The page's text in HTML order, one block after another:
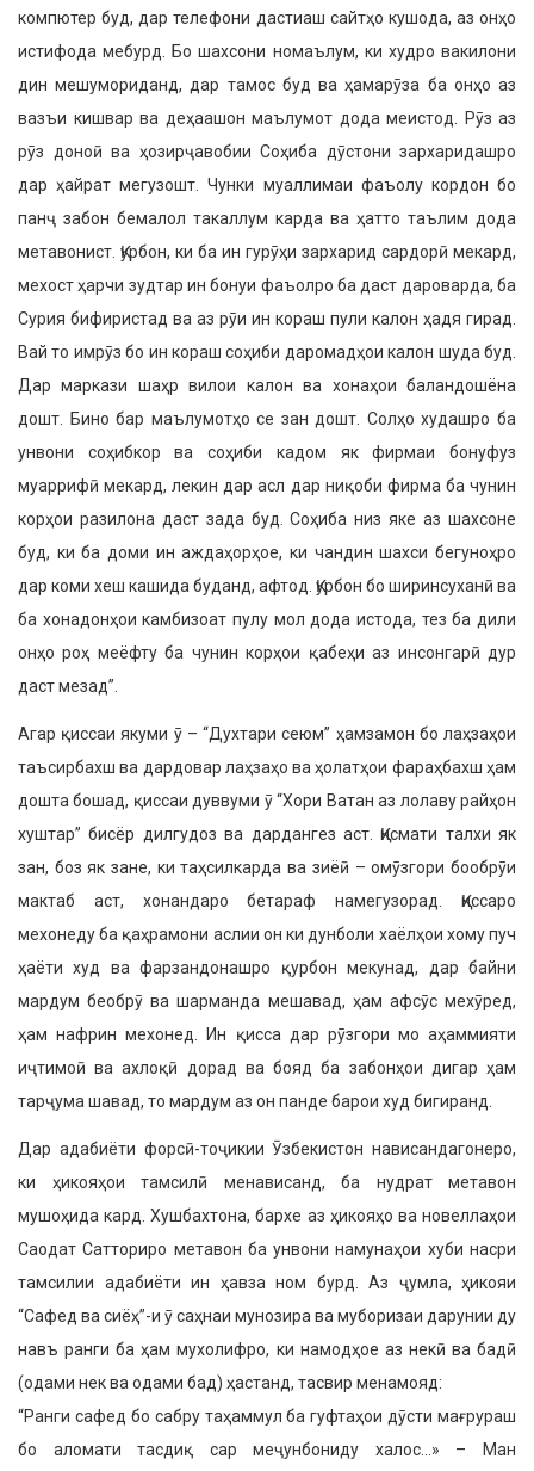
компютер буд, дар телефони дастиаш сайтҳо кушода, аз онҳо
истифода мебурд. Бо шахсони номаълум, ки худро вакилони
дин мешумориданд, дар тамос буд ва ҳамарӯза ба онҳо аз
вазъи кишвар ва деҳаашон маълумот дода меистод. Рӯз аз
рӯз доноӣ ва ҳозирҷавобии Соҳиба дӯстони зархаридашро
дар ҳайрат мегузошт. Чунки муаллимаи фаъолу кордон бо
панҷ забон бемалол такаллум карда ва ҳатто таълим дода
метавонист. Қурбон, ки ба ин гурӯҳи зархарид сардорӣ мекард,
мехост ҳарчи зудтар ин бонуи фаъолро ба даст дароварда, ба
Сурия бифиристад ва аз рӯи ин кораш пули калон ҳадя гирад.
Вай то имрӯз бо ин кораш соҳиби даромадҳои калон шуда буд.
Дар маркази шаҳр вилои калон ва хонаҳои баландошёна
дошт. Бино бар маълумотҳо се зан дошт. Солҳо худашро ба
унвони соҳибкор ва соҳиби кадом як фирмаи бонуфуз
муаррифӣ мекард, лекин дар асл дар ниқоби фирма ба чунин
корҳои разилона даст зада буд. Соҳиба низ яке аз шахсоне
буд, ки ба доми ин аждаҳорҳое, ки чандин шахси бегуноҳро
дар коми хеш кашида буданд, афтод. Қурбон бо ширинсуханӣ ва
ба хонадонҳои камбизоат пулу мол дода истода, тез ба дили
онҳо роҳ меёфту ба чунин корҳои қабеҳи аз инсонгарӣ дур
даст мезад”.
Агар қиссаи якуми ӯ – “Духтари сеюм” ҳамзамон бо лаҳзаҳои
таъсирбахш ва дардовар лаҳзаҳо ва ҳолатҳои фараҳбахш ҳам
дошта бошад, қиссаи дуввуми ӯ “Хори Ватан аз лолаву райҳон
хуштар” бисёр дилгудоз ва дардангез аст. Қисмати талхи як
зан, боз як зане, ки таҳсилкарда ва зиёӣ – омӯзгори бообрӯи
мактаб аст, хонандаро бетараф намегузорад. Қиссаро
мехонеду ба қаҳрамони аслии он ки дунболи хаёлҳои хому пуч
ҳаёти худ ва фарзандонашро қурбон мекунад, дар байни
мардум беобрӯ ва шарманда мешавад, ҳам афсӯс мехӯред,
ҳам нафрин мехонед. Ин қисса дар рӯзгори мо аҳаммияти
иҷтимоӣ ва ахлоқӣ дорад ва бояд ба забонҳои дигар ҳам
тарҷума шавад, то мардум аз он панде барои худ бигиранд.
Дар адабиёти форсӣ-тоҷикии Ӯзбекистон нависандагонеро,
ки ҳикояҳои тамсилӣ менависанд, ба нудрат метавон
мушоҳида кард. Хушбахтона, бархе аз ҳикояҳо ва новеллаҳои
Саодат Сатториро метавон ба унвони намунаҳои хуби насри
тамсилии адабиёти ин ҳавза ном бурд. Аз ҷумла, ҳикояи
“Сафед ва сиёҳ”-и ӯ саҳнаи мунозира ва муборизаи дарунии ду
навъ ранги ба ҳам мухолифро, ки намодҳое аз некӣ ва бадӣ
(одами нек ва одами бад) ҳастанд, тасвир менамояд:
“Ранги сафед бо сабру таҳаммул ба гуфтаҳои дӯсти мағрураш
бо аломати тасдиқ сар меҷунбониду халос…» – Ман